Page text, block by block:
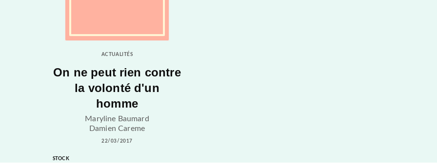
ACTUALITÉS
On ne peut rien contre
la volonté d'un
homme
Maryline Baumard
Damien Careme
22/03/2017
STOCK